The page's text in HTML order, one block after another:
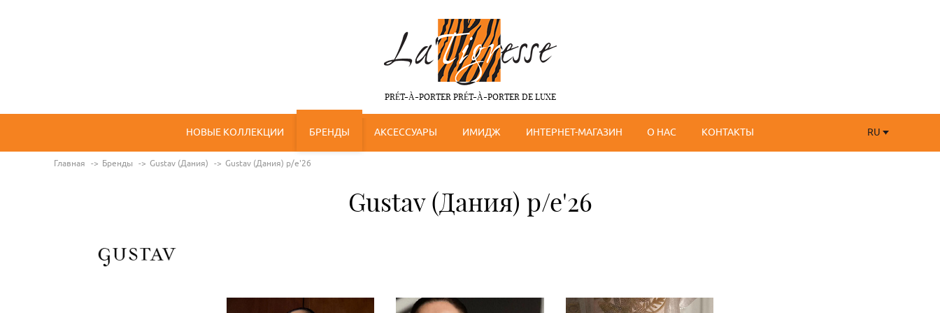
PRÉT-À-PORTER PRÉT-À-PORTER DE LUXE
НОВЫЕ КОЛЛЕКЦИИ БРЕНДЫ АКСЕССУАРЫ ИМИДЖ ИНТЕРНЕТ-МАГАЗИН О НАС КОНТАКТЫ
RU
Главная Бренды Gustav (Дания) Gustav (Дания) p/e'26
Gustav (Дания) p/e'26